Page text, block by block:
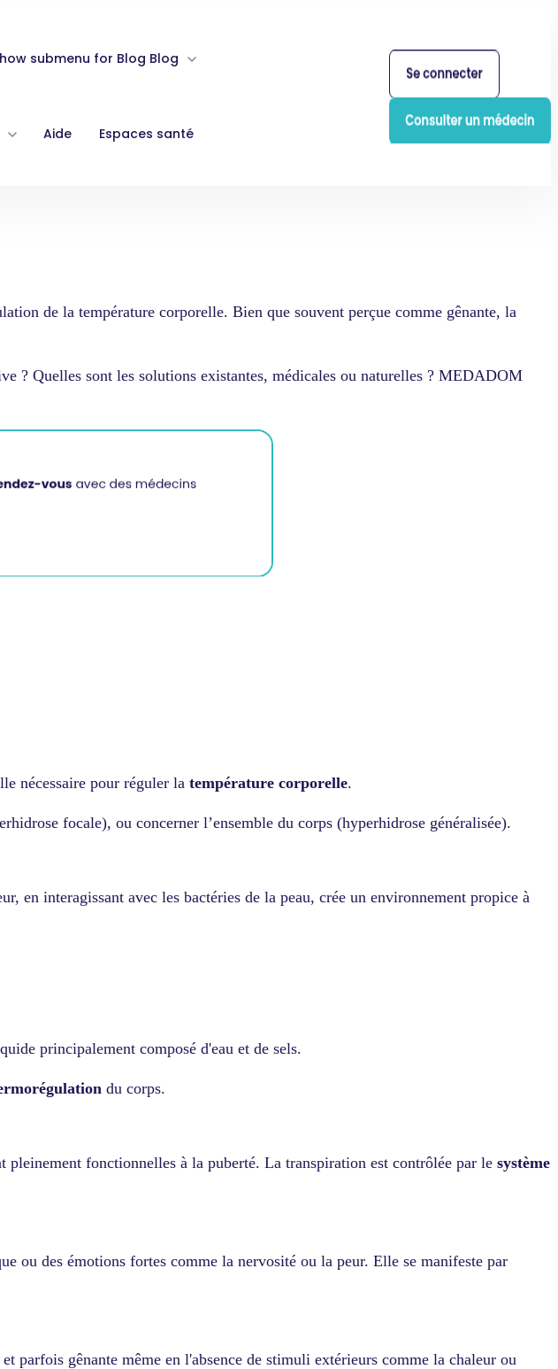
submenu for Blog Blog
Aide Espaces santé
de la température corporelle. Bien que souvent perçue comme gênante, la
? Quelles sont les solutions existantes, médicales ou naturelles ? MEDADOM
nécessaire pour réguler la température corporelle.
focale), ou concerner l’ensemble du corps (hyperhidrose généralisée).
en interagissant avec les bactéries de la peau, crée un environnement propice à
principalement composé d'eau et de sels.
du corps.
fonctionnelles à la puberté. La transpiration est contrôlée par le système
ou des émotions fortes comme la nervosité ou la peur. Elle se manifeste par
parfois gênante même en l'absence de stimuli extérieurs comme la chaleur ou